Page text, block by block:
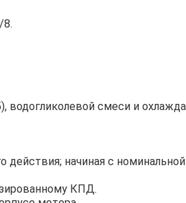
8.
водогликолевой смеси и
начиная с
КПД.